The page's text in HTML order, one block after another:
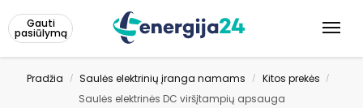
Gauti
pasiūlymą
Pradžia / Saulės elektrinių įranga namams / Kitos prekės /
Saulės elektrinės DC viršįtampių apsauga